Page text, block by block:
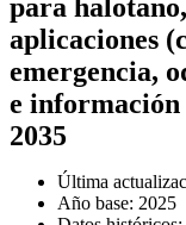
para
aplicaciones
emergencia,
e
2035
Última
Año base: 2025